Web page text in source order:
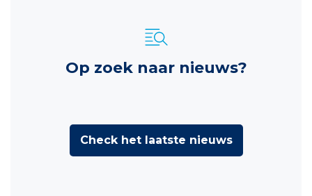
Op zoek naar nieuws?
Check het laatste nieuws